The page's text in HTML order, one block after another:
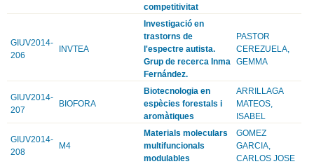
competitivitat
GIUV2014-
206
INVTEA
Investigació en
trastorns de
l'espectre autista.
Grup de recerca Inma
Fernández.
PASTOR
CEREZUELA,
GEMMA
GIUV2014-
207
BIOFORA
Biotecnologia en
espècies forestals i
aromàtiques
ARRILLAGA
MATEOS,
ISABEL
GIUV2014-
208
M4
Materials moleculars
multifuncionals
modulables
GOMEZ
GARCIA,
CARLOS JOSE